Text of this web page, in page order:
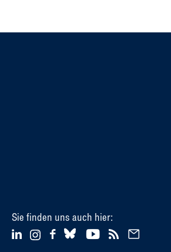
Sie finden uns auch hier: